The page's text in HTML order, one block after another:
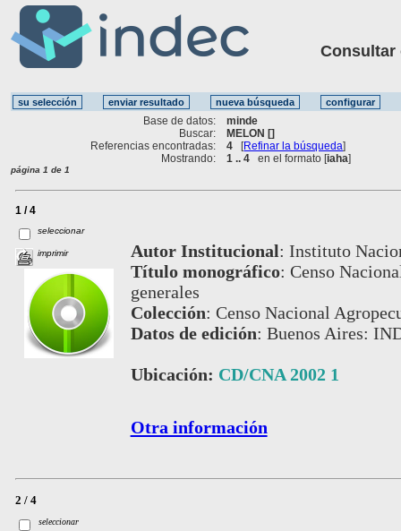
Consultar
Base de datos:
minde
Buscar:
MELON []
Referencias encontradas:
4 [Refinar la búsqueda]
Mostrando:
1 .. 4 en el formato [iaha]
página 1 de 1
1 / 4
seleccionar
imprimir Autor Institucional: Instituto
Título monográfico: Censo
generales
Colección: Censo Nacional
Datos de edición: Buenos Aires:
Ubicación: CD/CNA 2002 1
Otra información
2 / 4
seleccionar